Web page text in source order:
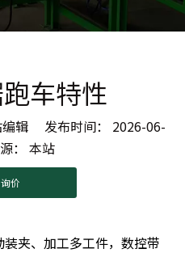
车特性
辑 发布时间： 2026-06-
： 本站
询价
夹、加工多工件，数控带